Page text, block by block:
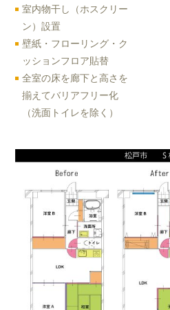
室内物干し（ホスクリー
ン）設置
壁紙・フローリング・ク
ッションフロア貼替
全室の床を廊下と高さを
揃えてバリアフリー化
（洗面トイレを除く）